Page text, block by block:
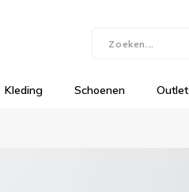
Kleding Schoenen Outlet